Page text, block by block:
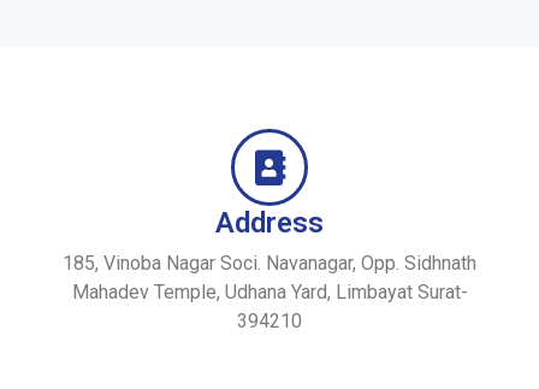
Address
185, Vinoba Nagar Soci. Navanagar, Opp. Sidhnath
Mahadev Temple, Udhana Yard, Limbayat Surat-
394210